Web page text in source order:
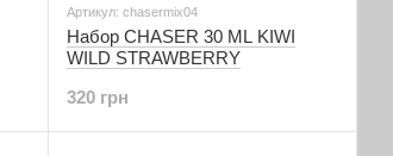
Артикул: chasermix04
Набор CHASER 30 ML KIWI
WILD STRAWBERRY
320 грн